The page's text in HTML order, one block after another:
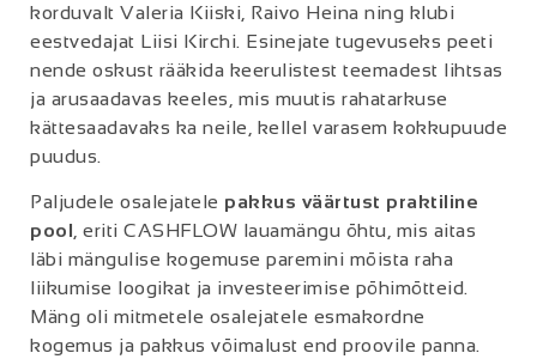
korduvalt Valeria Kiiski, Raivo Heina ning klubi
eestvedajat Liisi Kirchi. Esinejate tugevuseks peeti
nende oskust rääkida keerulistest teemadest lihtsas
ja arusaadavas keeles, mis muutis rahatarkuse
kättesaadavaks ka neile, kellel varasem kokkupuude
puudus.
Paljudele osalejatele pakkus väärtust praktiline
pool , eriti CASHFLOW lauamängu õhtu, mis aitas
läbi mängulise kogemuse paremini mõista raha
liikumise loogikat ja investeerimise põhimõtteid.
Mäng oli mitmetele osalejatele esmakordne
kogemus ja pakkus võimalust end proovile panna.